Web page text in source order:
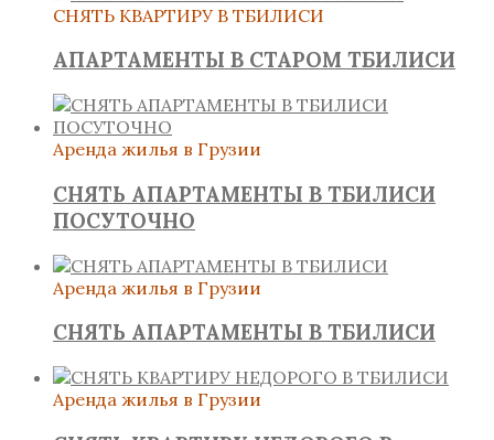
СНЯТЬ КВАРТИРУ В ТБИЛИСИ
АПАРТАМЕНТЫ В СТАРОМ ТБИЛИСИ
Аренда жилья в Грузии
СНЯТЬ АПАРТАМЕНТЫ В ТБИЛИСИ
ПОСУТОЧНО
Аренда жилья в Грузии
СНЯТЬ АПАРТАМЕНТЫ В ТБИЛИСИ
Аренда жилья в Грузии